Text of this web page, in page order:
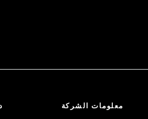
معلومات الشركة